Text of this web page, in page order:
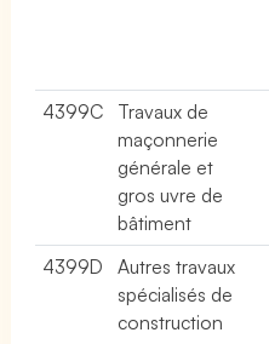
4399C
Travaux de
maçonnerie
générale et
gros uvre de
bâtiment
4399D
Autres travaux
spécialisés de
construction